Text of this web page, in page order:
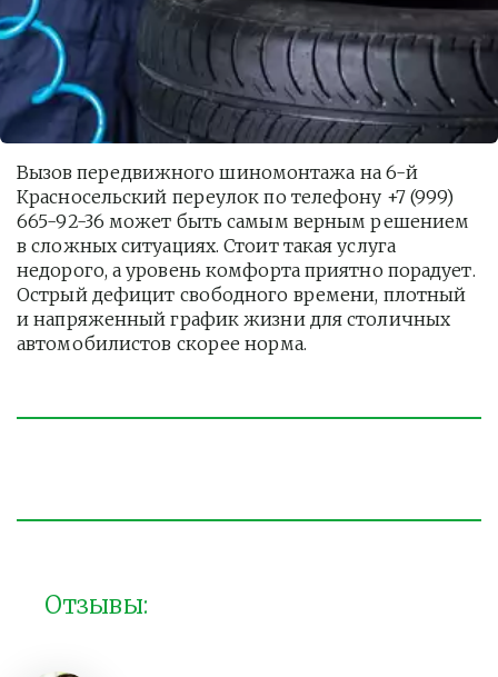
Вызов передвижного шиномонтажа на 6-й
Красносельский переулок по телефону +7 (999)
665-92-36 может быть самым верным решением
в сложных ситуациях. Стоит такая услуга
недорого, а уровень комфорта приятно порадует.
Острый дефицит свободного времени, плотный
и напряженный график жизни для столичных
автомобилистов скорее норма.
Отзывы: